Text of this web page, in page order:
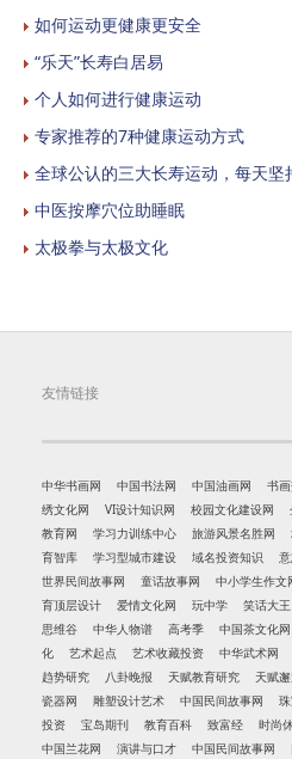
如何运动更健康更安全
“乐天”长寿白居易
个人如何进行健康运动
专家推荐的7种健康运动方式
全球公认的三大长寿运动，每天坚
中医按摩穴位助睡眠
太极拳与太极文化
友情链接
中华书画网 中国书法网 中国油画网 书
绣文化网
VI设计知识网 校园文化建设网
教育网
学习力训练中心 旅游风景名胜网
育智库
学习型城市建设 域名投资知识
世界民间故事网
童话故事网 中小学生作文
育顶层设计
爱情文化网 玩中学 笑话大王
思维谷
中华人物谱 高考季 中国茶文化网
化
艺术起点 艺术收藏投资 中华武术网
趋势研究
八卦晚报 天赋教育研究 天赋
瓷器网
雕塑设计艺术 中国民间故事网
投资
宝岛期刊 教育百科 致富经 时尚
中国兰花网
演讲与口才 中国民间故事网